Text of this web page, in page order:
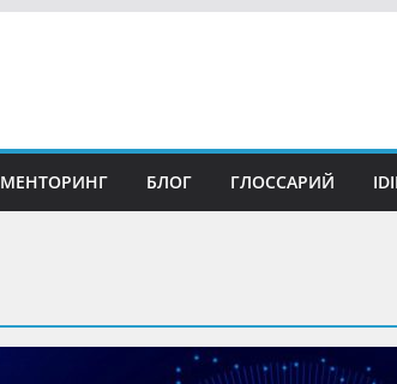
МЕНТОРИНГ БЛОГ ГЛОССАРИЙ